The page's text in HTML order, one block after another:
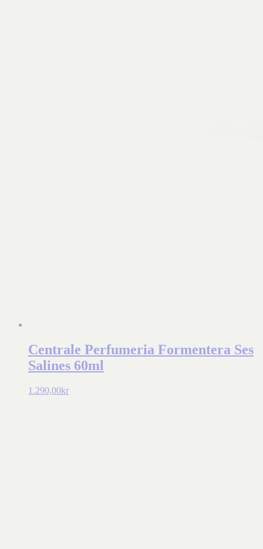
Centrale Perfumeria Formentera Ses
Salines 60ml
1.290,00kr